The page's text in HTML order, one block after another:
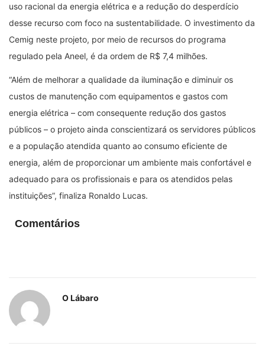
uso racional da energia elétrica e a redução do desperdício
desse recurso com foco na sustentabilidade. O investimento da
Cemig neste projeto, por meio de recursos do programa
regulado pela Aneel, é da ordem de R$ 7,4 milhões.
“Além de melhorar a qualidade da iluminação e diminuir os
custos de manutenção com equipamentos e gastos com
energia elétrica – com consequente redução dos gastos
públicos – o projeto ainda conscientizará os servidores públicos
e a população atendida quanto ao consumo eficiente de
energia, além de proporcionar um ambiente mais confortável e
adequado para os profissionais e para os atendidos pelas
instituições”, finaliza Ronaldo Lucas.
Comentários
O Lábaro